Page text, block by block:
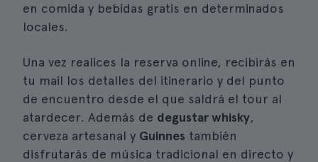
en comida y bebidas gratis en determinados
locales.
Una vez realices la reserva online, recibirás en
tu mail los detalles del itinerario y del punto
de encuentro desde el que saldrá el tour al
atardecer. Además de degustar whisky,
cerveza artesanal y Guinnes también
disfrutarás de música tradicional en directo y